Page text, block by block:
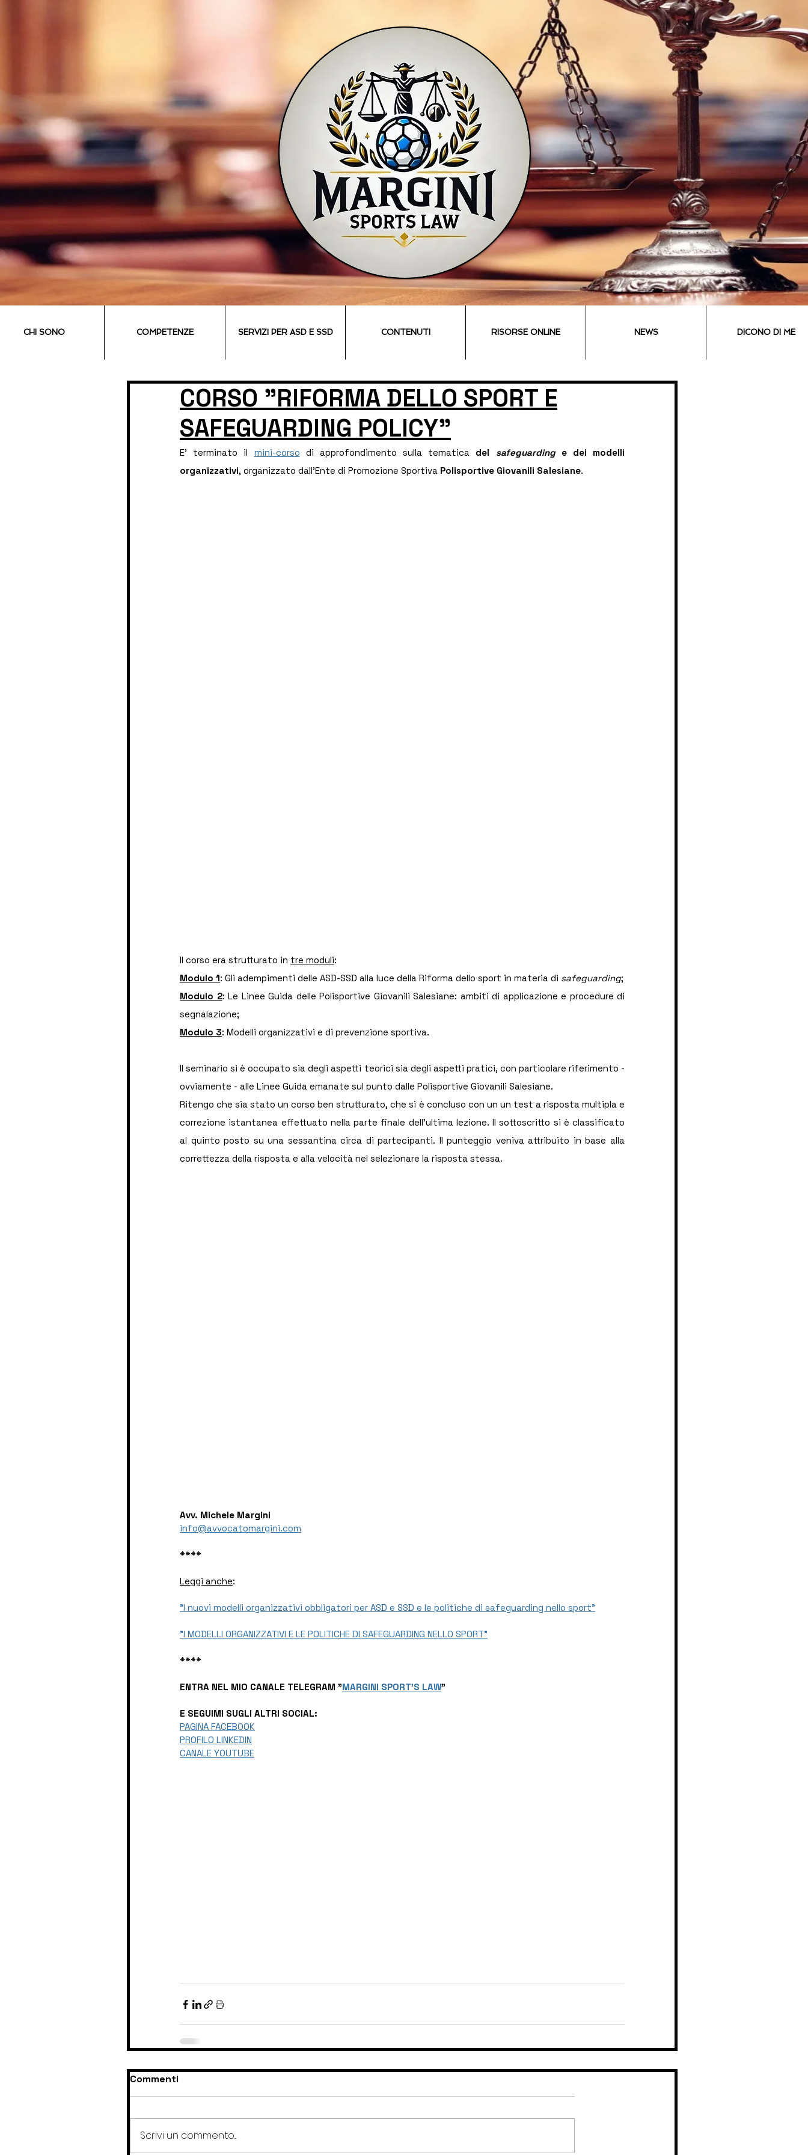
CHI SONO COMPETENZE SERVIZI PER ASD E SSD CONTENUTI RISORSE ONLINE NEWS DICONO DI ME
CORSO "RIFORMA DELLO SPORT E
SAFEGUARDING POLICY"
E' terminato il mini-corso di approfondimento sulla tematica del safeguarding e dei modelli
organizzativi, organizzato dall'Ente di Promozione Sportiva Polisportive Giovanili Salesiane.
Il corso era strutturato in tre moduli:
Modulo 1: Gli adempimenti delle ASD-SSD alla luce della Riforma dello sport in materia di safeguarding;
Modulo 2: Le Linee Guida delle Polisportive Giovanili Salesiane: ambiti di applicazione e procedure di
segnalazione;
Modulo 3: Modelli organizzativi e di prevenzione sportiva.
Il seminario si è occupato sia degli aspetti teorici sia degli aspetti pratici, con particolare riferimento -
ovviamente - alle Linee Guida emanate sul punto dalle Polisportive Giovanili Salesiane.
Ritengo che sia stato un corso ben strutturato, che si è concluso con un un test a risposta multipla e
correzione istantanea effettuato nella parte finale dell'ultima lezione. Il sottoscritto si è classificato
al quinto posto su una sessantina circa di partecipanti. Il punteggio veniva attribuito in base alla
correttezza della risposta e alla velocità nel selezionare la risposta stessa.
Avv. Michele Margini
info@avvocatomargini.com
****
Leggi anche:
"I nuovi modelli organizzativi obbligatori per ASD e SSD e le politiche di safeguarding nello sport"
"I MODELLI ORGANIZZATIVI E LE POLITICHE DI SAFEGUARDING NELLO SPORT"
****
ENTRA NEL MIO CANALE TELEGRAM "MARGINI SPORT'S LAW"
E SEGUIMI SUGLI ALTRI SOCIAL:
PAGINA FACEBOOK
PROFILO LINKEDIN
CANALE YOUTUBE
Commenti
Scrivi un commento...